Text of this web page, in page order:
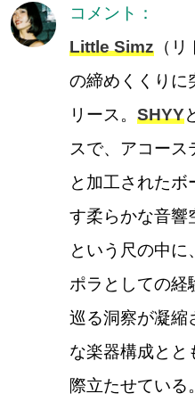
コメント：
Little Simz（リ
の締めくくりに
リース。 SHYY
スで、アコー
と加工されたボ
す柔らかな音響
という尺の中に
ポラとしての経
巡る洞察が凝縮
な楽器構成とと
際立たせている。